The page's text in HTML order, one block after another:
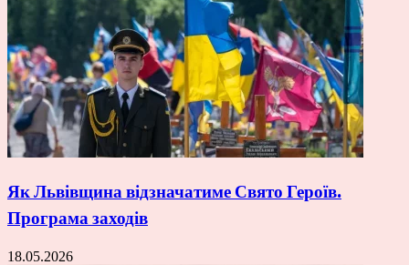
Як Львівщина відзначатиме Свято Героїв.
Програма заходів
18.05.2026